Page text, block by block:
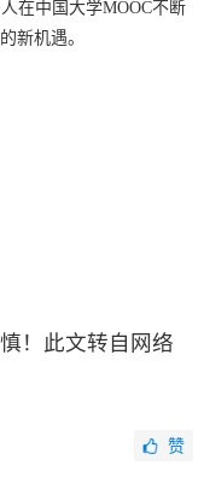
在中国大学MOOC不断
新机遇。
！此文转自网络
赞